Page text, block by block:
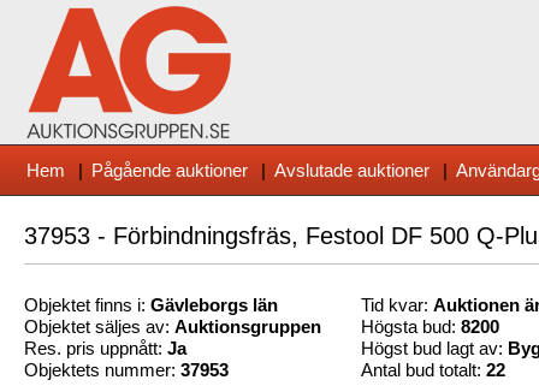
Hem | Pågående auktioner | Avslutade auktioner |
37953 - Förbindningsfräs, Festool DF 500 Q-
Objektet finns i: Gävleborgs län
Objektet säljes av: Auktionsgruppen
Res. pris uppnått: Ja
Objektets nummer: 37953
Tid kvar: Auktionen
Högsta bud: 8200
Högst bud lagt av:
Antal bud totalt: 22